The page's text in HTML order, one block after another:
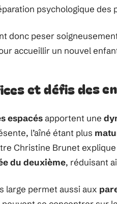
psychologique
donc peser
accueillir un nouvel
et défis des
espacésapportent une
l’aîné étant plus
Christine Brunet
du deuxième, réduisant
large permet aussi aux